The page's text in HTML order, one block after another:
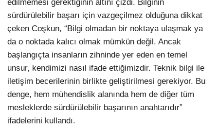
edilmemesi gerektiğinin altını çizdi. Bilginin
sürdürülebilir başarı için vazgeçilmez olduğuna dikkat
çeken Coşkun, “Bilgi olmadan bir noktaya ulaşmak ya
da o noktada kalıcı olmak mümkün değil. Ancak
başlangıçta insanların zihninde yer eden en temel
unsur, kendimizi nasıl ifade ettiğimizdir. Teknik bilgi ile
iletişim becerilerinin birlikte geliştirilmesi gerekiyor. Bu
denge, hem mühendislik alanında hem de diğer tüm
mesleklerde sürdürülebilir başarının anahtarıdır”
ifadelerini kullandı.